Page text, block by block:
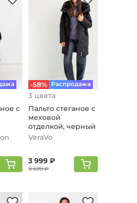
с
-58% Распродажа
3 цвета
Пальто стеганое с
меховой
отделкой, черный
VeraVo
3 999 ₽
9 599 ₽